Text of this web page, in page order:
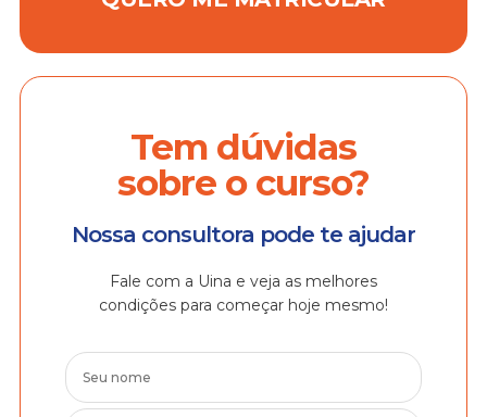
Tem dúvidas
sobre o curso?
Nossa consultora pode te ajudar
Fale com a Uina e veja as melhores
condições para começar hoje mesmo!